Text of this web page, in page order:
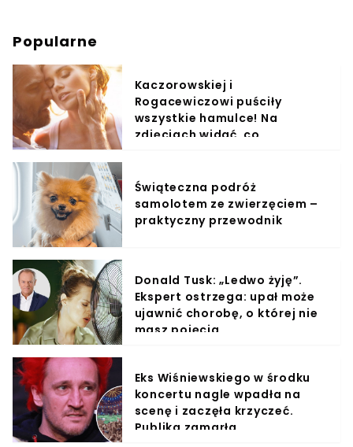
Popularne
Kaczorowskiej i
Rogacewiczowi puściły
wszystkie hamulce! Na
zdjęciach widać, co
Świąteczna podróż
samolotem ze zwierzęciem –
praktyczny przewodnik
Donald Tusk: „Ledwo żyję”.
Ekspert ostrzega: upał może
ujawnić chorobę, o której nie
masz pojęcia
Eks Wiśniewskiego w środku
koncertu nagle wpadła na
scenę i zaczęła krzyczeć.
Publika zamarła